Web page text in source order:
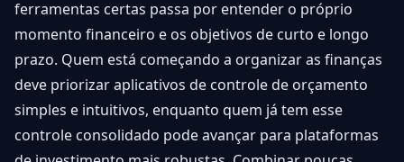
ferramentas certas passa por entender o próprio
momento financeiro e os objetivos de curto e longo
prazo. Quem está começando a organizar as finanças
deve priorizar aplicativos de controle de orçamento
simples e intuitivos, enquanto quem já tem esse
controle consolidado pode avançar para plataformas